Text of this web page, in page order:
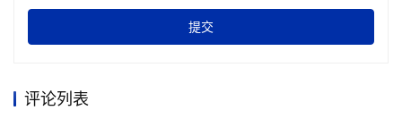
提交
评论列表